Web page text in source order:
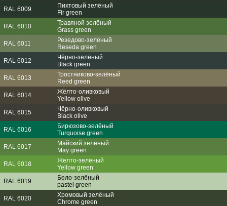
RAL 6009
Пихтовый зелёный
Fir green
RAL 6010
Травяной зелёный
Grass green
RAL 6011
Резедово-зелёный
Reseda green
RAL 6012
Чёрно-зелёный
Black green
RAL 6013
Тростниково-зелёный
Reed green
RAL 6014
Жёлто-оливковый
Yellow olive
RAL 6015
Чёрно-оливковый
Black olive
RAL 6016
Бирюзово-зелёный
Turquoise green
RAL 6017
Майский зелёный
May green
RAL 6018
Желто-зелёный
Yellow green
RAL 6019
Бело-зелёный
pastel green
RAL 6020
Хромовый зелёный
Chrome green